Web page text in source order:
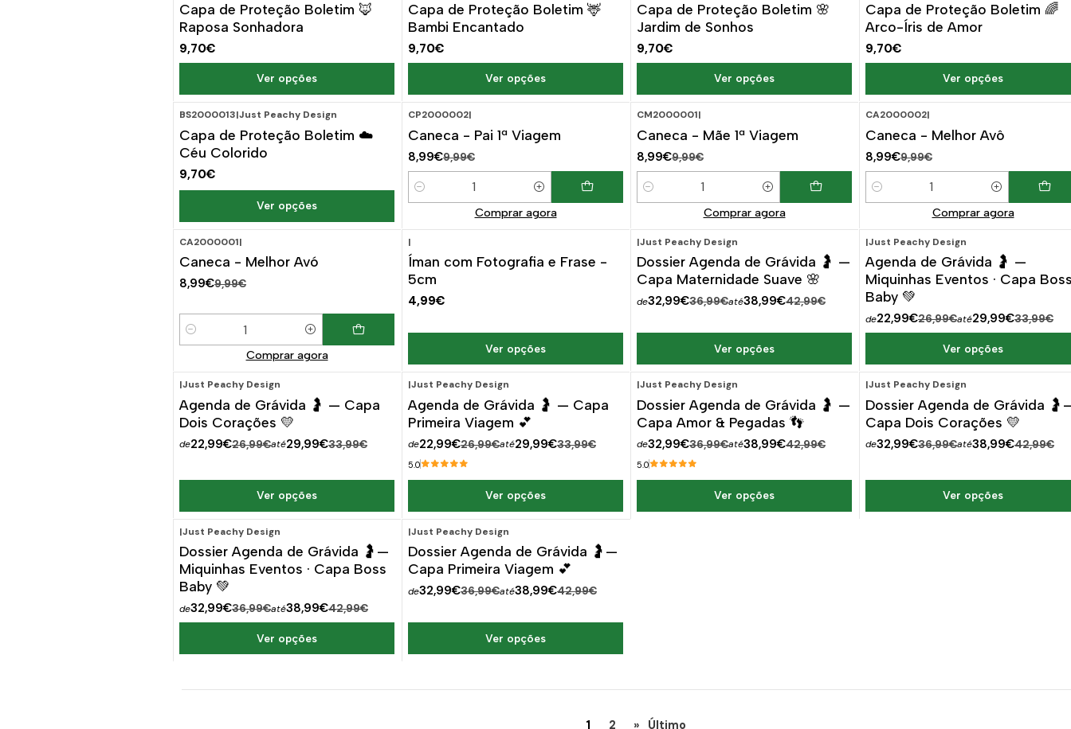
Capa de Proteção Boletim 🦊
Raposa Sonhadora
9,70€
Ver opções
Capa de Proteção Boletim 🦌
Bambi Encantado
9,70€
Ver opções
Capa de Proteção Boletim 🌸
Jardim de Sonhos
9,70€
Ver opções
Capa de Proteção Boletim 🌈
Arco-Íris de Amor
9,70€
Ver opções
BS2000013|Just Peachy Design
Capa de Proteção Boletim ☁️
Céu Colorido
9,70€
Ver opções
-10% DESCONTO
CP2000002|
Caneca - Pai 1ª Viagem
8,99€9,99€
Quantidade
Comprar agora
-10% DESCONTO
CM2000001|
Caneca - Mãe 1ª Viagem
8,99€9,99€
Quantidade
Comprar agora
-10% DESCONTO
CA2000002|
Caneca - Melhor Avô
8,99€9,99€
Quantidade
Comprar agora
-10% DESCONTO
CA2000001|
Caneca - Melhor Avó
8,99€9,99€
Quantidade
Comprar agora
|
Íman com Fotografia e Frase -
5cm
4,99€
Ver opções
-11% DESCONTO
|Just Peachy Design
Dossier Agenda de Grávida 🤰 —
Capa Maternidade Suave 🌸
de32,99€36,99€até38,99€42,99€
Ver opções
-15%DESCONTO
|Just Peachy Design
Agenda de Grávida 🤰 —
Miquinhas Eventos · Capa
Baby 💚
de22,99€26,99€até29,99€33,99€
Ver opções
-15%DESCONTO
|Just Peachy Design
Agenda de Grávida 🤰 — Capa
Dois Corações 💛
de22,99€26,99€até29,99€33,99€
Ver opções
-15%DESCONTO
|Just Peachy Design
Agenda de Grávida 🤰 — Capa
Primeira Viagem 💕
de22,99€26,99€até29,99€33,99€
5.0
Ver opções
-11% DESCONTO
|Just Peachy Design
Dossier Agenda de Grávida 🤰 —
Capa Amor & Pegadas 👣
de32,99€36,99€até38,99€42,99€
5.0
Ver opções
-11% DESCONTO
|Just Peachy Design
Dossier Agenda de Grávida
Capa Dois Corações 💛
de32,99€36,99€até38,99€42,99€
Ver opções
-11% DESCONTO
|Just Peachy Design
Dossier Agenda de Grávida 🤰—
Miquinhas Eventos · Capa Boss
Baby 💚
de32,99€36,99€até38,99€42,99€
Ver opções
-11% DESCONTO
|Just Peachy Design
Dossier Agenda de Grávida 🤰—
Capa Primeira Viagem 💕
de32,99€36,99€até38,99€42,99€
Ver opções
1 2 » Último